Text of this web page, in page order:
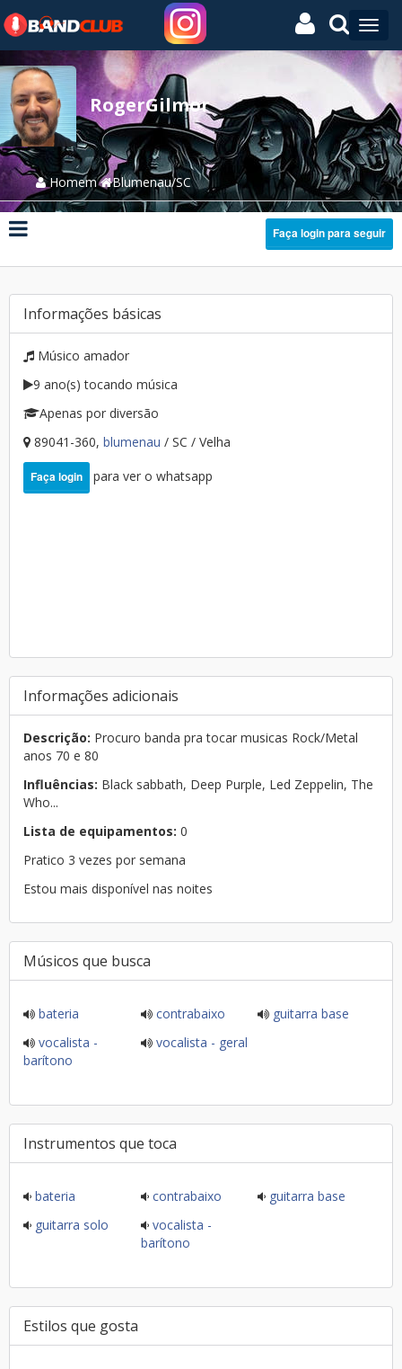
RogerGilmor
Homem Blumenau/SC
Faça login para seguir
Informações básicas
Músico amador
9 ano(s) tocando música
Apenas por diversão
89041-360, blumenau / SC / Velha
Faça login para ver o whatsapp
Informações adicionais
Descrição: Procuro banda pra tocar musicas Rock/Metal
anos 70 e 80
Influências: Black sabbath, Deep Purple, Led Zeppelin, The
Who...
Lista de equipamentos: 0
Pratico 3 vezes por semana
Estou mais disponível nas noites
Músicos que busca
bateria contrabaixo
guitarra base
vocalista -
barítono
vocalista - geral
Instrumentos que toca
bateria contrabaixo
guitarra base
guitarra solo
vocalista -
barítono
Estilos que gosta